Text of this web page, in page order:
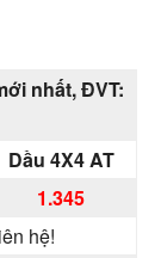
nhất, ĐVT:
Dầu 4X4 AT
1.345
hệ!